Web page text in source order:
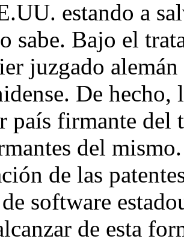
estando a
sabe. Bajo el
juzgado
De hecho,
país firmante del
del
de las
software
de esta